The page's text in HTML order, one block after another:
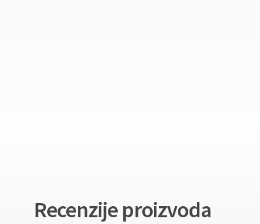
Recenzije proizvoda